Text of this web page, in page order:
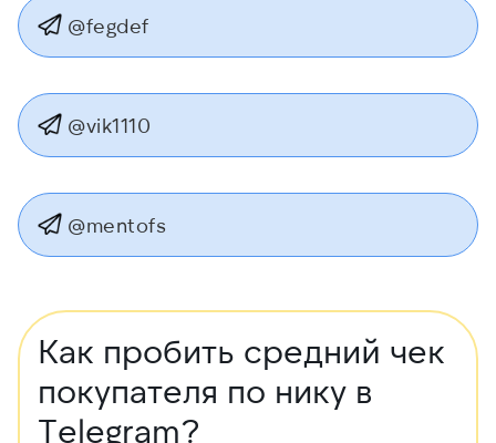
@fegdef
@vik1110
@mentofs
Как пробить средний чек
покупателя по нику в
Telegram?